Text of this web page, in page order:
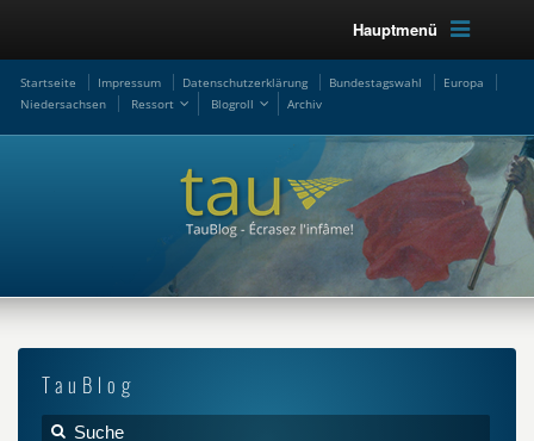
Hauptmenü
Startseite Impressum Datenschutzerklärung Bundestagswahl
Europa
Niedersachsen
Ressort Blogroll Archiv
TauBlog